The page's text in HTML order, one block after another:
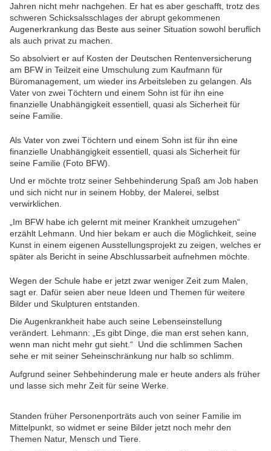
Jahren nicht mehr nachgehen. Er hat es aber geschafft, trotz des
schweren Schicksalsschlages der abrupt gekommenen
Augenerkrankung das Beste aus seiner Situation sowohl beruflich
als auch privat zu machen.
So absolviert er auf Kosten der Deutschen Rentenversicherung
am BFW in Teilzeit eine Umschulung zum Kaufmann für
Büromanagement, um wieder ins Arbeitsleben zu gelangen. Als
Vater von zwei Töchtern und einem Sohn ist für ihn eine
finanzielle Unabhängigkeit essentiell, quasi als Sicherheit für
seine Familie.
Als Vater von zwei Töchtern und einem Sohn ist für ihn eine
finanzielle Unabhängigkeit essentiell, quasi als Sicherheit für
seine Familie (Foto BFW).
Und er möchte trotz seiner Sehbehinderung Spaß am Job haben
und sich nicht nur in seinem Hobby, der Malerei, selbst
verwirklichen.
„Im BFW habe ich gelernt mit meiner Krankheit umzugehen“
erzählt Lehmann. Und hier bekam er auch die Möglichkeit, seine
Kunst in einem eigenen Ausstellungsprojekt zu zeigen, welches er
später als Bericht in seine Abschlussarbeit aufnehmen möchte.
Wegen der Schule habe er jetzt zwar weniger Zeit zum Malen,
sagt er. Dafür seien aber neue Ideen und Themen für weitere
Bilder und Skulpturen entstanden.
Die Augenkrankheit habe auch seine Lebenseinstellung
verändert. Lehmann: „Es gibt Dinge, die man erst sehen kann,
wenn man nicht mehr gut sieht.“ Und die schlimmen Sachen
sehe er mit seiner Seheinschränkung nur halb so schlimm.
Aufgrund seiner Sehbehinderung male er heute anders als früher
und lasse sich mehr Zeit für seine Werke.
Standen früher Personenporträts auch von seiner Familie im
Mittelpunkt, so widmet er seine Bilder jetzt noch mehr den
Themen Natur, Mensch und Tiere.